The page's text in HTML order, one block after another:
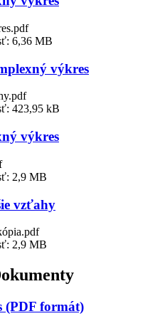
6,36 MB
výkres
423,95 kB
výkres
2,9 MB
vzťahy
2,9 MB
(PDF formát)